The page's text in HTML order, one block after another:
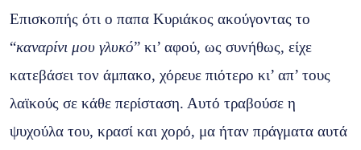
Επισκοπής ότι ο παπα Κυριάκος ακούγοντας το
“καναρίνι μου γλυκό” κι’ αφού, ως συνήθως, είχε
κατεβάσει τον άμπακο, χόρευε πιότερο κι’ απ’ τους
λαϊκούς σε κάθε περίσταση. Αυτό τραβούσε η
ψυχούλα του, κρασί και χορό, μα ήταν πράγματα αυτά